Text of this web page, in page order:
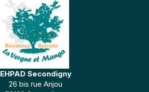
EHPAD Secondigny
26 bis rue Anjou